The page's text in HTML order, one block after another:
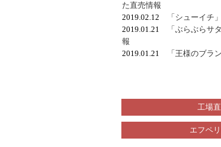
た直売情報
2019.02.12
「シューイチ
2019.01.21
「ぶらぶらサ
報
2019.01.21
「王様のブラ
工場
エフペ